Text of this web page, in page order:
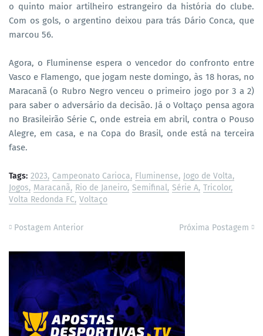
o quinto maior artilheiro estrangeiro da história do clube.
Com os gols, o argentino deixou para trás Dário Conca, que
marcou 56.
Agora, o Fluminense espera o vencedor do confronto entre
Vasco e Flamengo, que jogam neste domingo, às 18 horas, no
Maracanã (o Rubro Negro venceu o primeiro jogo por 3 a 2)
para saber o adversário da decisão. Já o Voltaço pensa agora
no Brasileirão Série C, onde estreia em abril, contra o Pouso
Alegre, em casa, e na Copa do Brasil, onde está na terceira
fase.
Tags: 2023 Campeonato Carioca Fluminense Jogo de Volta
Jogos Maracanã Rio de Janeiro Semifinal Série A Tricolor
Volta Redonda FC Voltaço
Postagem Anterior Próxima Postagem